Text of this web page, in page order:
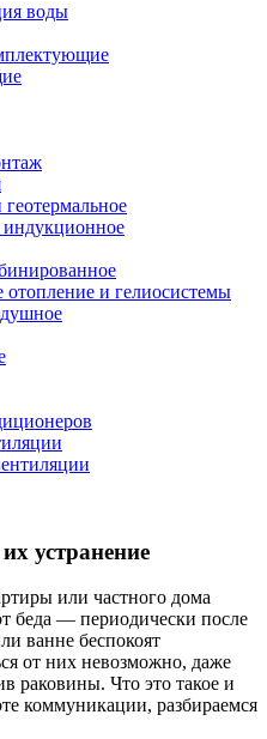
воды
отопление и гелиосистемы
устранение
или частного дома
беда — периодически после
ванне беспокоят
от них невозможно, даже
раковины. Что это такое и
коммуникации, разбираемся